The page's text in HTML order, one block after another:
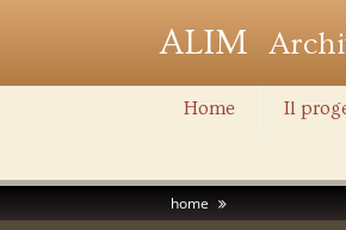
ALIM
Home Il
home